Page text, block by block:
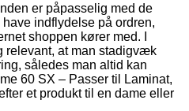
er påpasselig med de
indflydelse på ordren,
shoppen kører med. I
relevant, at man stadigvæk
således man altid kan
60 SX – Passer til Laminat,
et produkt til en dame eller